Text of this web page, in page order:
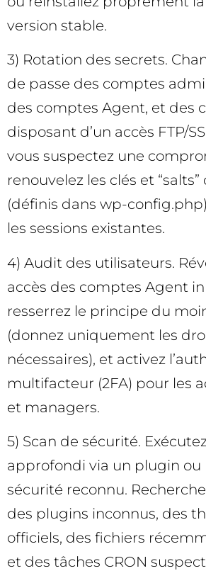
version stable.
3) Rotation des secrets.
de passe des comptes
des comptes Agent, et des
disposant d’un accès FTP/
vous suspectez une
renouvelez les clés et
(définis dans wp-
les sessions existantes.
4) Audit des utilisateurs.
accès des comptes Agent
resserrez le principe du
(donnez uniquement les
nécessaires), et activez
multifacteur (2FA) pour les
et managers.
5) Scan de sécurité.
approfondi via un plugin ou
sécurité reconnu.
des plugins inconnus, des
officiels, des fichiers
et des tâches CRON